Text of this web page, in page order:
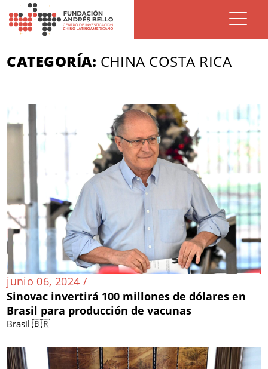
CATEGORÍA: CHINA COSTA RICA
junio 06, 2024 /
Sinovac invertirá 100 millones de dólares en
Brasil para producción de vacunas
Brasil 🇧🇷